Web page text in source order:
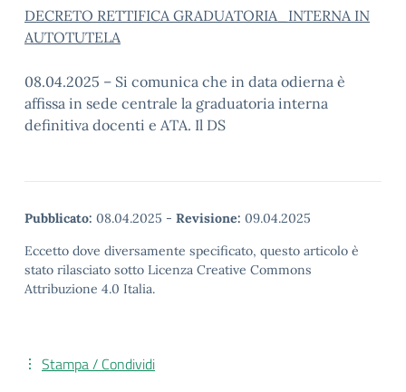
DECRETO RETTIFICA GRADUATORIA_INTERNA IN
AUTOTUTELA
08.04.2025 – Si comunica che in data odierna è
affissa in sede centrale la graduatoria interna
definitiva docenti e ATA. Il DS
Pubblicato: 08.04.2025 - Revisione: 09.04.2025
Eccetto dove diversamente specificato, questo articolo è
stato rilasciato sotto Licenza Creative Commons
Attribuzione 4.0 Italia.
Stampa / Condividi